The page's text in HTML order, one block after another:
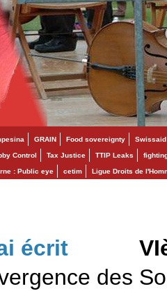
GRAIN Food sovereignty Swissaid
Control Tax Justice TTIP Leaks
: Public eye cetim Ligue Droits de
écrit
des